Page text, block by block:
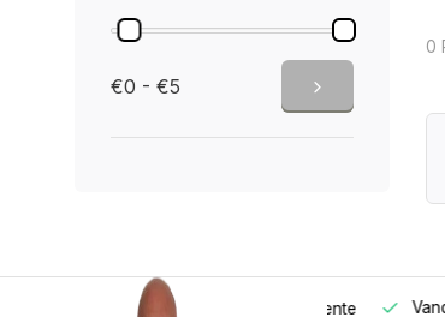
€0 - €5
0
Beste Service Garantie
3 gelijke delen Vandaag